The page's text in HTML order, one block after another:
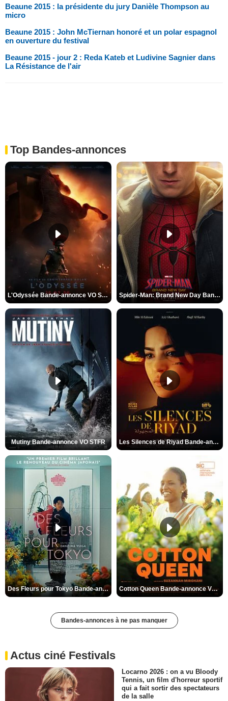
Beaune 2015 : la présidente du jury Danièle Thompson au
micro
Beaune 2015 : John McTiernan honoré et un polar espagnol
en ouverture du festival
Beaune 2015 - jour 2 : Reda Kateb et Ludivine Sagnier dans
La Résistance de l'air
Top Bandes-annonces
L'Odyssée Bande-annonce VO STFR Spider-Man: Brand New Day Bande-annonce VO STFR
Mutiny Bande-annonce VO STFR Les Silences de Riyad Bande-annonce VO STFR
Des Fleurs pour Tokyo Bande-annonce VO STFR Cotton Queen Bande-annonce VO STFR
Bandes-annonces à ne pas manquer
Actus ciné Festivals
Locarno 2026 : on a vu Bloody
Tennis, un film d'horreur sportif
qui a fait sortir des spectateurs
de la salle